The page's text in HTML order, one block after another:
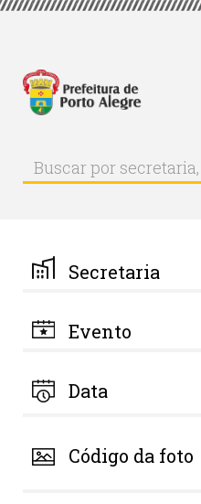
Pular
principal
Buscar
Buscar
por
palavra-
chave
Secretaria
Evento
Data
Código da foto